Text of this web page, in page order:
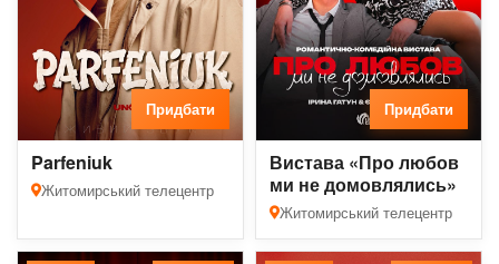
Придбати
Parfeniuk
Житомирський телецентр
Придбати
Вистава «Про любов
ми не домовлялись»
Житомирський телецентр